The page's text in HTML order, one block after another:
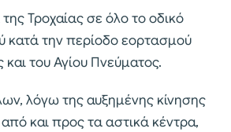
Τροχαίας σε όλο το οδικό
κατά την περίοδο εορτασμού
του Αγίου Πνεύματος.
λόγω της αυξημένης κίνησης
και προς τα αστικά κέντρα,